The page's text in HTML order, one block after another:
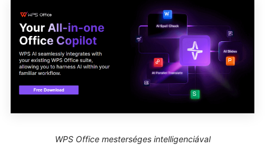
WPS Office mesterséges intelligenciával